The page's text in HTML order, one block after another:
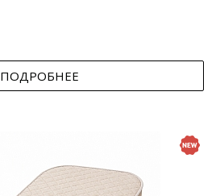
ПОДРОБНЕЕ